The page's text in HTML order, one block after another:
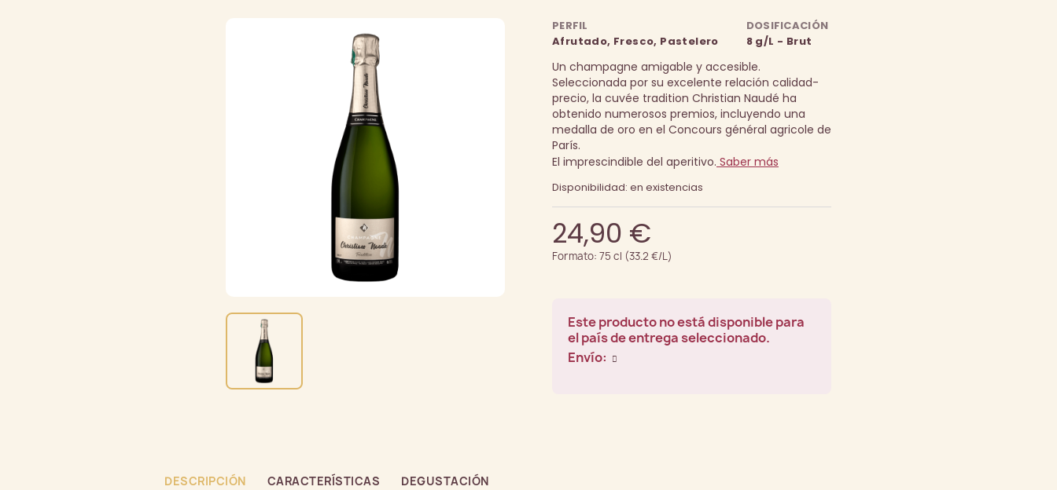
PERFIL
Afrutado, Fresco, Pastelero
DOSIFICACIÓN
8 g/L - Brut
Un champagne amigable y accesible.
Seleccionada por su excelente relación calidad-
precio, la cuvée tradition Christian Naudé ha
obtenido numerosos premios, incluyendo una
medalla de oro en el Concours général agricole de
París.
El imprescindible del aperitivo. Saber más
Disponibilidad: en existencias
24,90 €
Formato: 75 cl (33.2 €/L)
Este producto no está disponible para
el país de entrega seleccionado.
Envío:
DESCRIPCIÓN CARACTERÍSTICAS DEGUSTACIÓN